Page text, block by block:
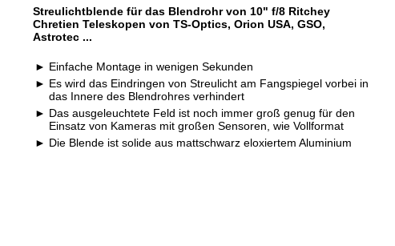
Streulichtblende für das Blendrohr von 10" f/8 Ritchey
Chretien Teleskopen von TS-Optics, Orion USA, GSO,
Astrotec ...
Einfache Montage in wenigen Sekunden
Es wird das Eindringen von Streulicht am Fangspiegel vorbei in
das Innere des Blendrohres verhindert
Das ausgeleuchtete Feld ist noch immer groß genug für den
Einsatz von Kameras mit großen Sensoren, wie Vollformat
Die Blende ist solide aus mattschwarz eloxiertem Aluminium